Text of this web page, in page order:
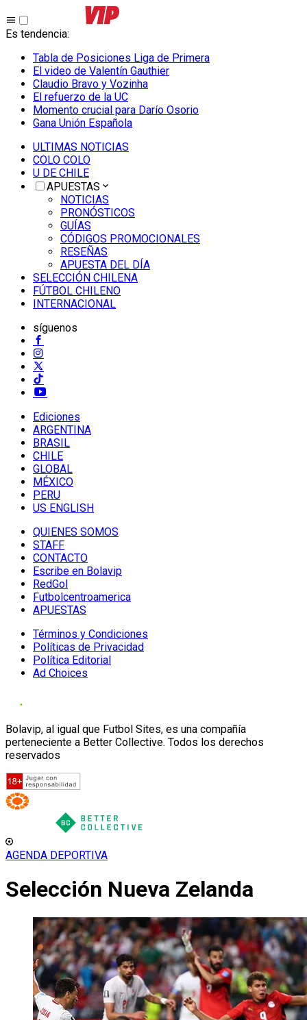
Es tendencia:
Tabla de Posiciones Liga de Primera
El video de Valentín Gauthier
Claudio Bravo y Vozinha
El refuerzo de la UC
Momento crucial para Darío Osorio
Gana Unión Española
ULTIMAS NOTICIAS
COLO COLO
U DE CHILE
APUESTAS
NOTICIAS
PRONÓSTICOS
GUÍAS
CÓDIGOS PROMOCIONALES
RESEÑAS
APUESTA DEL DÍA
SELECCIÓN CHILENA
FÚTBOL CHILENO
INTERNACIONAL
síguenos
Ediciones
ARGENTINA
BRASIL
CHILE
GLOBAL
MÉXICO
PERU
US ENGLISH
QUIENES SOMOS
STAFF
CONTACTO
Escribe en Bolavip
RedGol
Futbolcentroamerica
APUESTAS
Términos y Condiciones
Políticas de Privacidad
Política Editorial
Ad Choices
Bolavip, al igual que Futbol Sites, es una compañía
perteneciente a Better Collective. Todos los derechos
reservados
AGENDA DEPORTIVA
Selección Nueva Zelanda